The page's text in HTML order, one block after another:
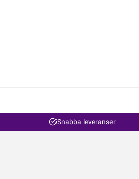
Snabba leveranser